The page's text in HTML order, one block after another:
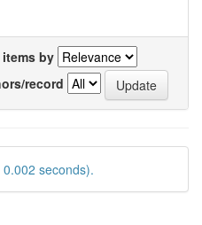
by
record
seconds).